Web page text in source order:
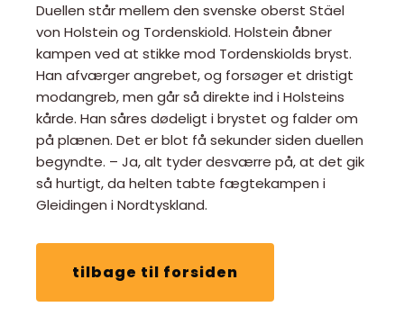
Duellen står mellem den svenske oberst Stäel
von Holstein og Tordenskiold. Holstein åbner
kampen ved at stikke mod Tordenskiolds bryst.
Han afværger angrebet, og forsøger et dristigt
modangreb, men går så direkte ind i Holsteins
kårde. Han såres dødeligt i brystet og falder om
på plænen. Det er blot få sekunder siden duellen
begyndte. – Ja, alt tyder desværre på, at det gik
så hurtigt, da helten tabte fægtekampen i
Gleidingen i Nordtyskland.
tilbage til forsiden